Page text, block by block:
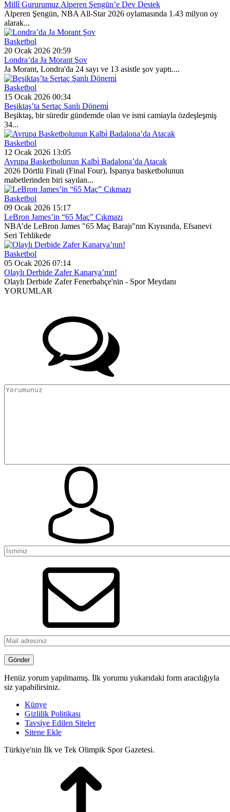
Millî Gururumuz Alperen Şengün’e Dev Destek
Alperen Şengün, NBA All-Star 2026 oylamasında 1.43 milyon oy
alarak...
Basketbol
20 Ocak 2026 20:59
Londra’da Ja Morant Şov
Ja Morant, Londra'da 24 sayı ve 13 asistle şov yaptı....
Basketbol
15 Ocak 2026 00:34
Beşiktaş’ta Sertaç Şanlı Dönemi̇
Beşiktaş, bir süredir gündemde olan ve ismi camiayla özdeşleşmiş
34...
Basketbol
12 Ocak 2026 13:05
Avrupa Basketbolunun Kalbi̇ Badalona’da Atacak
2026 Dörtlü Finali (Final Four), İspanya basketbolunun
mabetlerinden biri sayılan...
Basketbol
09 Ocak 2026 15:17
LeBron James’in “65 Maç” Çıkmazı
NBA’de LeBron James "65 Maç Barajı"nın Kıyısında, Efsanevi
Seri Tehlikede
Basketbol
05 Ocak 2026 07:14
Olaylı Derbide Zafer Kanarya’nın!
Olaylı Derbide Zafer Fenerbahçe'nin - Spor Meydanı
YORUMLAR
Henüz yorum yapılmamış. İlk yorumu yukarıdaki form aracılığıyla
siz yapabilirsiniz.
Künye
Gizlilik Politikası
Tavsiye Edilen Siteler
Sitene Ekle
Türkiye'nin İlk ve Tek Olimpik Spor Gazetesi.